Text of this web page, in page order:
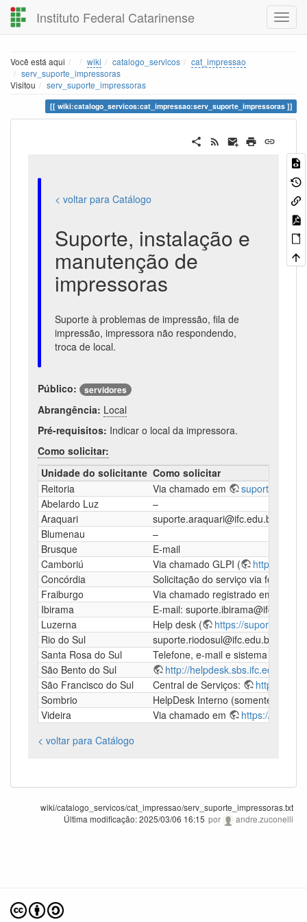
Instituto Federal Catarinense
Você está aqui Home
wiki catalogo_servicos
cat_impressao
serv_suporte_impressoras
Visitou
serv_suporte_impressoras
wiki:catalogo_servicos:cat_impressao:serv_suporte_impressoras
< voltar para Catálogo
Suporte, instalação e
manutenção de
impressoras
Suporte à problemas de impressão, fila de
impressão, impressora não respondendo,
troca de local.
Público: servidores
Abrangência: Local
Pré-requisitos: Indicar o local da impressora.
Como solicitar:
Unidade do solicitante Como solicitar
Reitoria
Via chamado em
Abelardo Luz
–
Araquari
suporte.araquari@ifc.edu.br
Blumenau
–
Brusque
E-mail
Camboriú
Via chamado GLPI (
http://
Concórdia
Solicitação do serviço via fone
Fraiburgo
Via chamado registrado em
Ibirama
E-mail: suporte.ibirama@ifc.edu.br
Luzerna
Help desk (
https://
Rio do Sul
suporte.riodosul@ifc.edu.br
Santa Rosa do Sul
Telefone, e-mail e sistema de
São Bento do Sul
http://helpdesk.sbs.ifc.edu.br/
São Francisco do Sul
Central de Serviços:
https://
Sombrio
HelpDesk Interno (somente pela
Videira
Via chamado em
https://
< voltar para Catálogo
wiki/catalogo_servicos/cat_impressao/serv_suporte_impressoras.txt
Última modificação:2025/03/06 16:15 por andre.zuconelli